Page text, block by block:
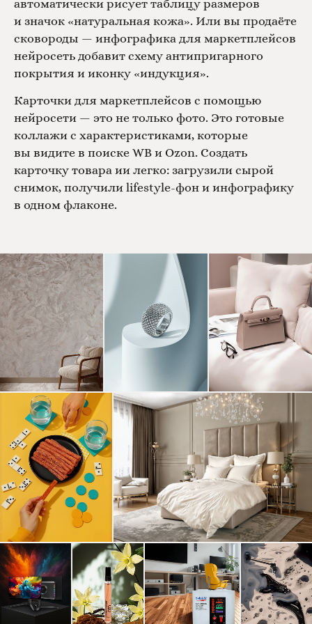
автоматически рисует таблицу размеров
и значок «натуральная кожа». Или вы продаёте
сковороды — инфографика для маркетплейсов
нейросеть добавит схему антипригарного
покрытия и иконку «индукция».
Карточки для маркетплейсов с помощью
нейросети — это не только фото. Это готовые
коллажи с характеристиками, которые
вы видите в поиске WB и Ozon. Создать
карточку товара ии легко: загрузили сырой
снимок, получили lifestyle-фон и инфографику
в одном флаконе.